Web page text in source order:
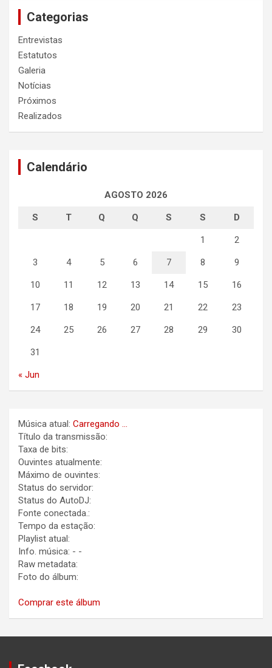
Categorias
Entrevistas
Estatutos
Galeria
Notícias
Próximos
Realizados
Calendário
AGOSTO 2026
S T Q Q S S D
1 2
3 4 5 6 7 8 9
10 11 12 13 14 15 16
17 18 19 20 21 22 23
24 25 26 27 28 29 30
31
« Jun
Música atual: Carregando ...
Título da transmissão:
Taxa de bits:
Ouvintes atualmente:
Máximo de ouvintes:
Status do servidor:
Status do AutoDJ:
Fonte conectada.:
Tempo da estação:
Playlist atual:
Info. música: - -
Raw metadata:
Foto do álbum:
Comprar este álbum